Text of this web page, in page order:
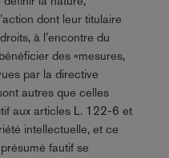
dont leur titulaire
à l’encontre du
des «mesures,
par la directive
autres que celles
aux articles L. 122-6 et
intellectuelle, et ce
fautif se